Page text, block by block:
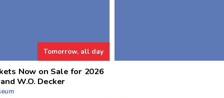
Tomorrow, all day
Now on Sale for 2026
W.O. Decker